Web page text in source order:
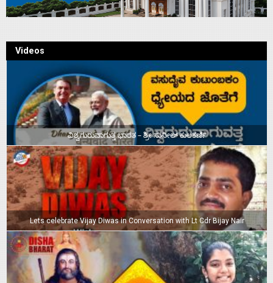
Videos
ವಿಶ್ವಗುರುವಾಗುತ್ತ ಭಾರತ – ಶ್ರೀ ಸುನೀಲ್‌ ಕುಲಕರ್ಣಿ
Lets celebrate Vijay Diwas in Conversation with Lt Cdr Bijay Nair